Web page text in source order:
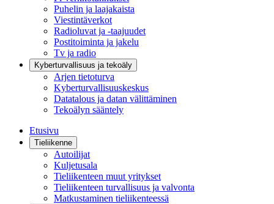
Puhelin ja laajakaista
Viestintäverkot
Radioluvat ja -taajuudet
Postitoiminta ja jakelu
Tv ja radio
Kyberturvallisuus ja tekoäly
Arjen tietoturva
Kyberturvallisuuskeskus
Datatalous ja datan välittäminen
Tekoälyn sääntely
Etusivu
Tieliikenne
Autoilijat
Kuljetusala
Tieliikenteen muut yritykset
Tieliikenteen turvallisuus ja valvonta
Matkustaminen tieliikenteessä